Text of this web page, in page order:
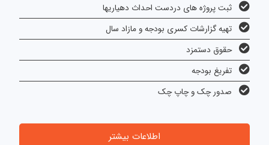
ثبت پروژه های دردست احداث دهیاریها
تهیه گزارشات کسری بودجه و مازاد سال
حقوق دستمزد
تفریغ بودجه
صدور چک و چاپ چک
اطلاعات بیشتر